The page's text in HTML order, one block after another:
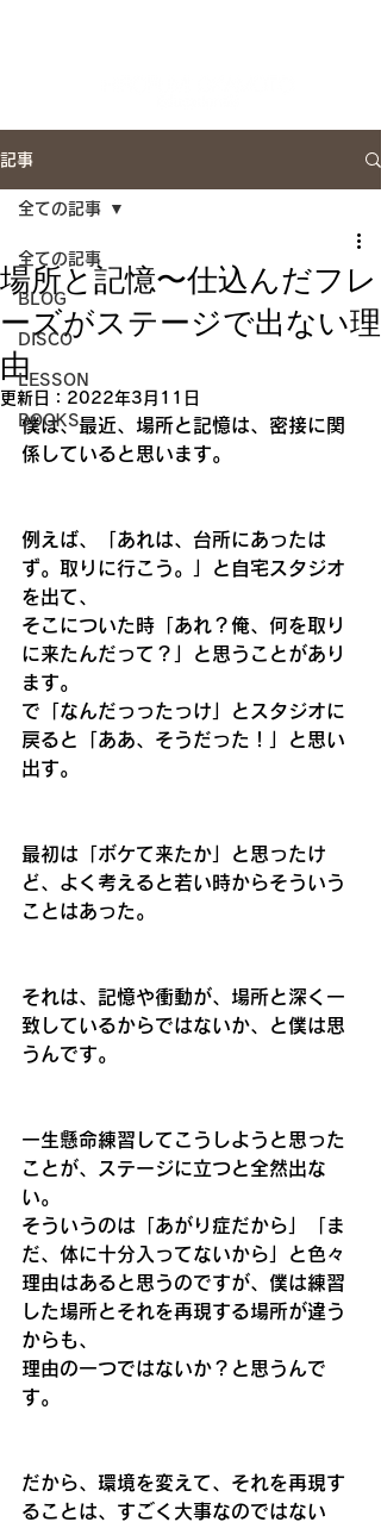
記事
全ての記事
BLOG
DISCO
LESSON
BOOKS
全ての記事
場所と記憶〜仕込んだフレ
ーズがステージで出ない理
由
更新日： 2022年3月11日
僕は、最近、場所と記憶は、密接に関
係していると思います。
例えば、「あれは、台所にあったは
ず。取りに行こう。」と自宅スタジオ
を出て、
そこについた時「あれ？俺、何を取り
に来たんだって？」と思うことがあり
ます。
で「なんだっったっけ」とスタジオに
戻ると「ああ、そうだった！」と思い
出す。
最初は「ボケて来たか」と思ったけ
ど、よく考えると若い時からそういう
ことはあった。
それは、記憶や衝動が、場所と深く一
致しているからではないか、と僕は思
うんです。
一生懸命練習してこうしようと思った
ことが、ステージに立つと全然出な
い。
そういうのは「あがり症だから」「ま
だ、体に十分入ってないから」と色々
理由はあると思うのですが、僕は練習
した場所とそれを再現する場所が違う
からも、
理由の一つではないか？と思うんで
す。
だから、環境を変えて、それを再現す
ることは、すごく大事なのではない